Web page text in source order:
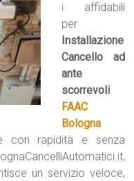
i affidabili
per
Installazione
Cancello ad
ante
scorrevoli
FAAC
Bologna
con rapidità e senza
un servizio veloce,